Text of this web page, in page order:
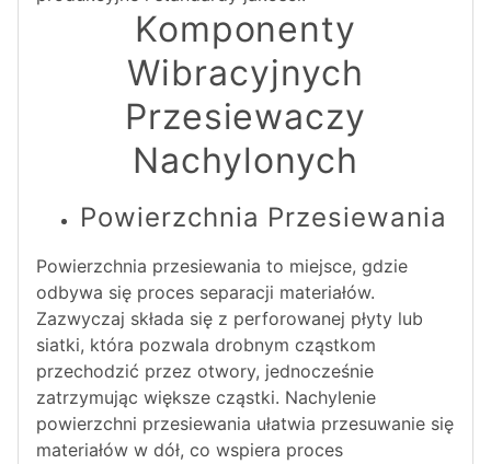
Komponenty
Wibracyjnych
Przesiewaczy
Nachylonych
Powierzchnia Przesiewania
Powierzchnia przesiewania to miejsce, gdzie
odbywa się proces separacji materiałów.
Zazwyczaj składa się z perforowanej płyty lub
siatki, która pozwala drobnym cząstkom
przechodzić przez otwory, jednocześnie
zatrzymując większe cząstki. Nachylenie
powierzchni przesiewania ułatwia przesuwanie się
materiałów w dół, co wspiera proces